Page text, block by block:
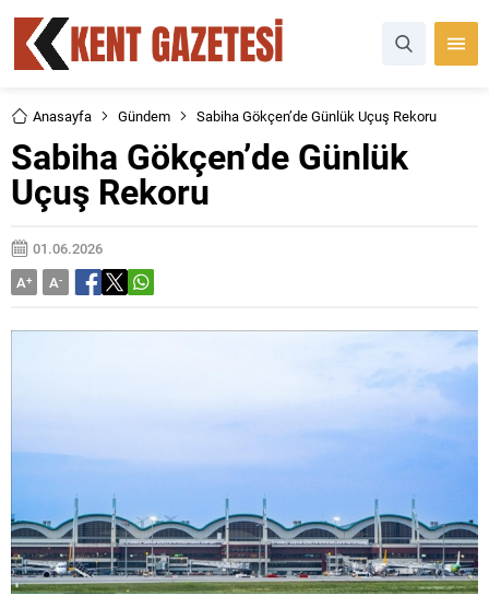
Anasayfa Gündem Sabiha Gökçen’de Günlük Uçuş Rekoru
Sabiha Gökçen’de Günlük
Uçuş Rekoru
01.06.2026
A+ A-